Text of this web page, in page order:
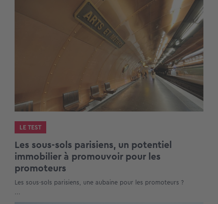
LE TEST
Les sous-sols parisiens, un potentiel
immobilier à promouvoir pour les
promoteurs
Les sous-sols parisiens, une aubaine pour les promoteurs ?
...